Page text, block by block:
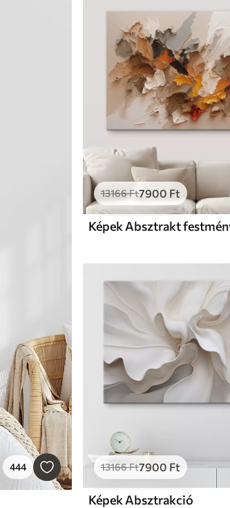
444
13166Ft7900 Ft
13166Ft7900 Ft
Képek Absztrakció